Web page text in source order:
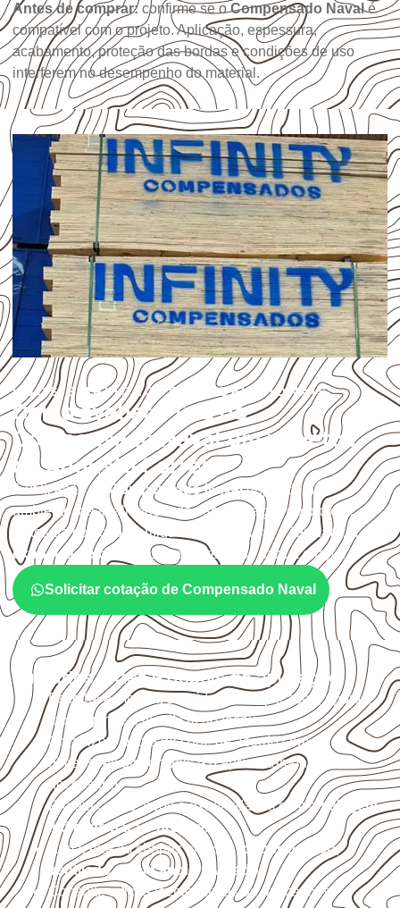
Antes de comprar:confirme se oCompensado Navalé
compatível com o projeto. Aplicação, espessura,
acabamento, proteção das bordas e condições de uso
interferem no desempenho do material.
USOS E APLICAÇÕES PROFISSIONAIS
Como avaliar o uso do
Compensado Naval em projetos
de Augusto Corrêa?
A utilização do Compensado Navaldepende do
ambiente, da finalidade e da especificação do projeto.
Antes da cotação, verifique a
espessura, o formato, a
exposição e o acabamento
previstos para a chapa.
Solicitar cotação de Compensado Naval
Cuidados antes e depois da aplicação
Escolha a medida considerando aplicação, apoios,
montagem e especificação técnica.
Organize o plano de corte de acordo com as
dimensões disponíveis e o aproveitamento
necessário.
Proteja cortes, furos e extremidades com aselagem
indicada para o projeto.
Armazene as chapas em local coberto, seco,
ventilado e com apoio nivelado.
Consulte a ficha técnica antes de aplicações